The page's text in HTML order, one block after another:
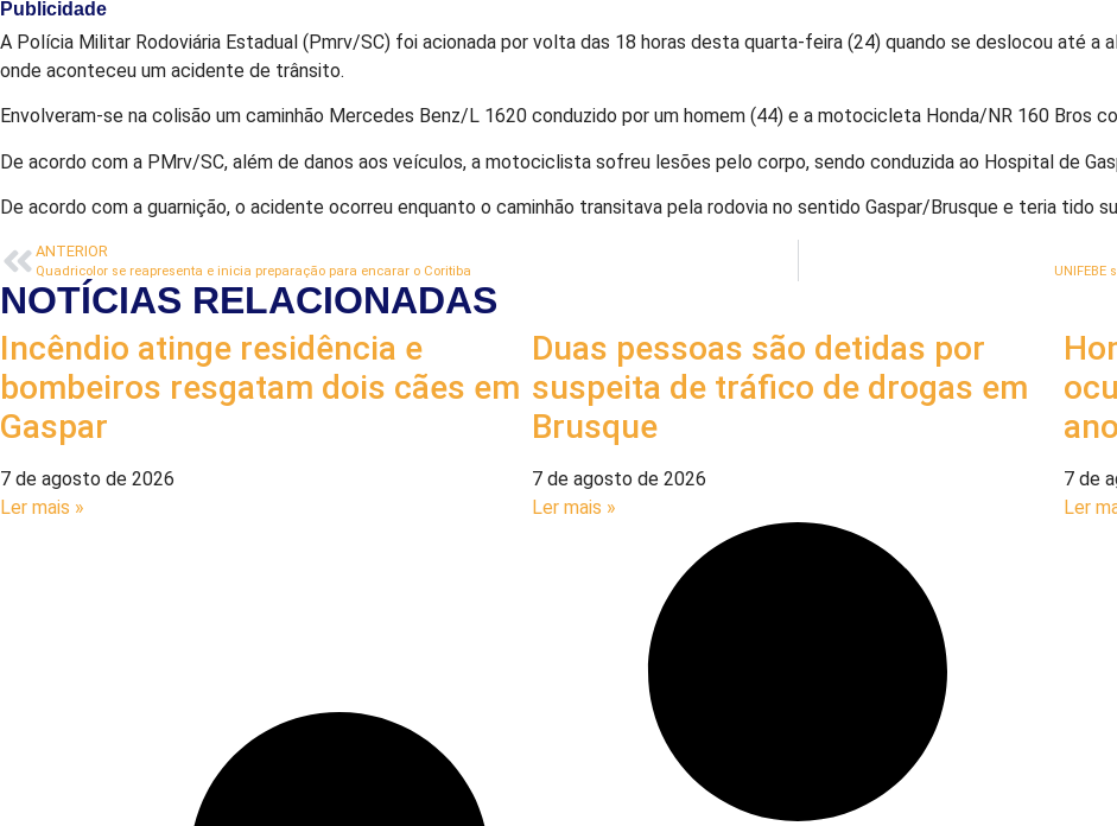
Publicidade
A Polícia Militar Rodoviária Estadual (Pmrv/SC) foi acionada por volta das 18 horas desta quarta-feira (24) quando se deslocou até a
onde aconteceu um acidente de trânsito.
Envolveram-se na colisão um caminhão Mercedes Benz/L 1620 conduzido por um homem (44) e a motocicleta Honda/NR 160 Bros
De acordo com a PMrv/SC, além de danos aos veículos, a motociclista sofreu lesões pelo corpo, sendo conduzida ao Hospital de
De acordo com a guarnição, o acidente ocorreu enquanto o caminhão transitava pela rodovia no sentido Gaspar/Brusque e teria tido
ANTERIOR
Quadricolor se reapresenta e inicia preparação para encarar o Coritiba
NOTÍCIAS RELACIONADAS
Incêndio atinge residência e
bombeiros resgatam dois cães em
Gaspar
7 de agosto de 2026
Ler mais »
Duas pessoas são detidas por
suspeita de tráfico de drogas em
Brusque
7 de agosto de 2026
Ler mais »
7 de
Ler